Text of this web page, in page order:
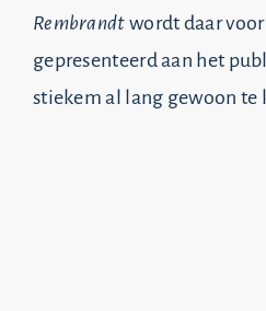
Rembrandt wordt daar
gepresenteerd aan het
stiekem al lang gewoon te